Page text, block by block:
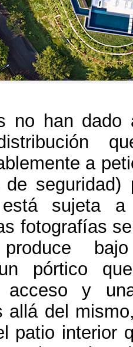
no han dado
a
está sujeta a
fotografías
pórtico
acceso y
allá del
patio interior